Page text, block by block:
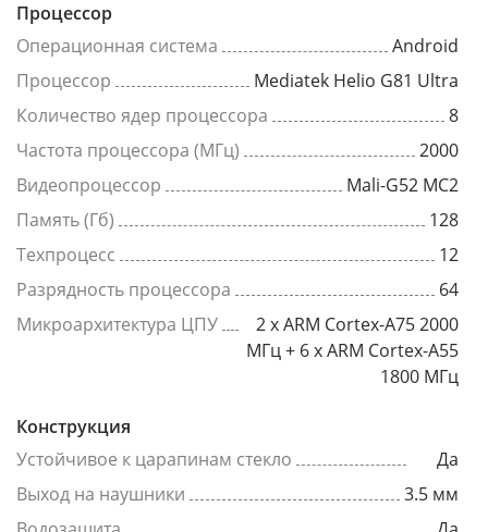
Процессор
Операционная система
Android
Процессор
Mediatek Helio G81 Ultra
Количество ядер процессора
8
Частота процессора (МГц)
2000
Видеопроцессор
Mali-G52 MC2
Память (Гб)
128
Техпроцесс
12
Разрядность процессора
64
Микроархитектура ЦПУ
2 x ARM Cortex-A75 2000
МГц + 6 x ARM Cortex-A55
1800 МГц
Конструкция
Устойчивое к царапинам стекло
Да
Выход на наушники
3.5 мм